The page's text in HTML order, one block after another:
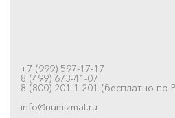
+7 (999) 597-17-17
8 (499) 673-41-07
8 (800) 201-1-201 (бесплатно по
info@numizmat.ru